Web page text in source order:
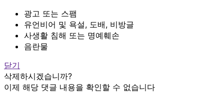
광고 또는 스팸
유언비어 및 욕설, 도배, 비방글
사생활 침해 또는 명예훼손
음란물
닫기
삭제하시겠습니까?
이제 해당 댓글 내용을 확인할 수 없습니다